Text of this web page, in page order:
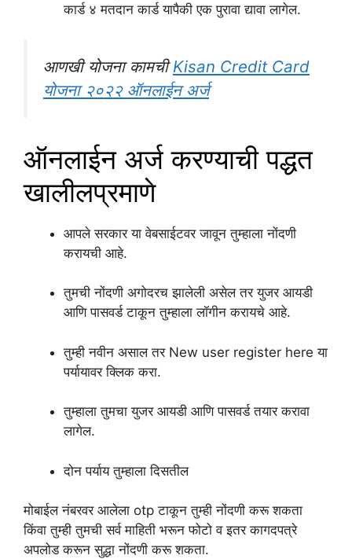
कार्ड ४ मतदान कार्ड यापैकी एक पुरावा द्यावा लागेल.
आणखी योजना कामचीKisan Credit Card
योजना २०२२ ऑनलाईन अर्ज
ऑनलाईन अर्ज करण्याची पद्धत
खालीलप्रमाणे
आपले सरकार या वेबसाईटवर जावून तुम्हाला नोंदणी
करायची आहे.
तुमची नोंदणी अगोदरच झालेली असेल तर युजर आयडी
आणि पासवर्ड टाकून तुम्हाला लॉगीन करायचे आहे.
तुम्ही नवीन असाल तर New user register here या
पर्यायावर क्लिक करा.
तुम्हाला तुमचा युजर आयडी आणि पासवर्ड तयार करावा
लागेल.
दोन पर्याय तुम्हाला दिसतील
मोबाईल नंबरवर आलेला otp टाकून तुम्ही नोंदणी करू शकता
किंवा तुम्ही तुमची सर्व माहिती भरून फोटो व इतर कागदपत्रे
अपलोड करून सुद्धा नोंदणी करू शकता.